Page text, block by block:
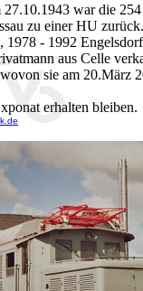
war die
zu einer HU
- 1992
aus Celle
sie am 20.März
erhalten bleiben.